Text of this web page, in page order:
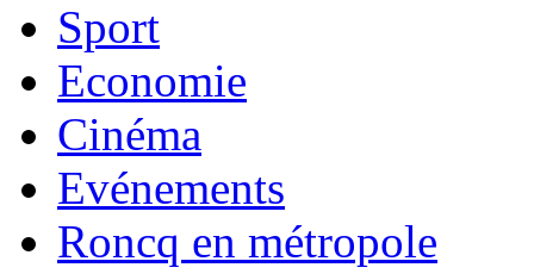
Sport
Economie
Cinéma
Evénements
Roncq en métropole